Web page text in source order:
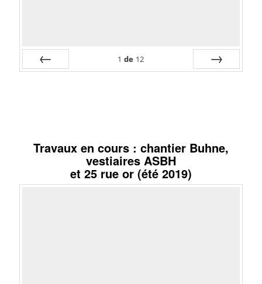
1 de 12
Travaux en cours : chantier Buhne,
vestiaires ASBH
et 25 rue or (été 2019)